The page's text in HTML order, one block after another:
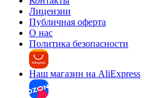
Лицензии
Публичная оферта
О нас
Политика безопасности
Наш магазин на AliExpress